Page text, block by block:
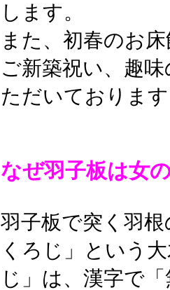
します。
また、初春のお
ご新築祝い、趣
ただいておりま
なぜ羽子板は女
羽子板で突く羽
くろじ」という
じ」は、漢字で